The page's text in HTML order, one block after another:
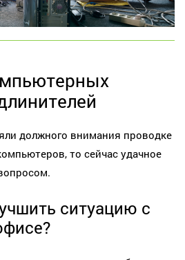
должного внимания проводке
то сейчас удачное
ситуацию с